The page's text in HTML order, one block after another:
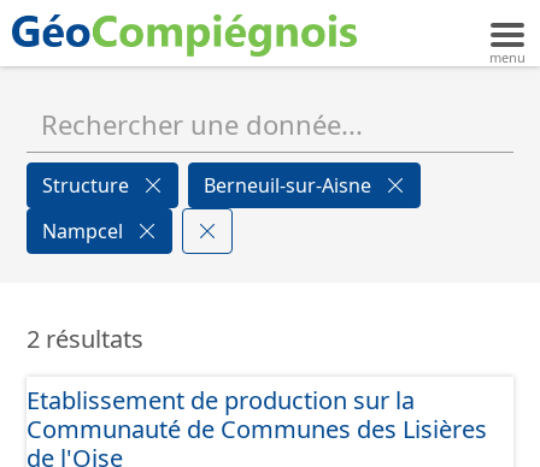
Structure
Berneuil-sur-Aisne
Nampcel
2 résultats
Etablissement de production sur la
Communauté de Communes des Lisières
de l'Oise